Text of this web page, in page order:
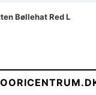
Bøllehat Red L